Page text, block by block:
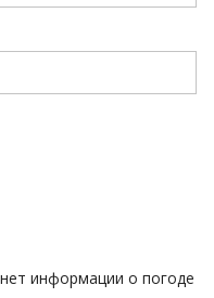
информации о погоде